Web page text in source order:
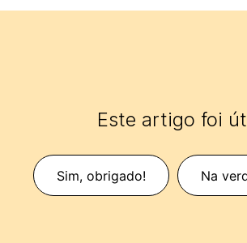
Este artigo foi
Sim, obrigado! Na